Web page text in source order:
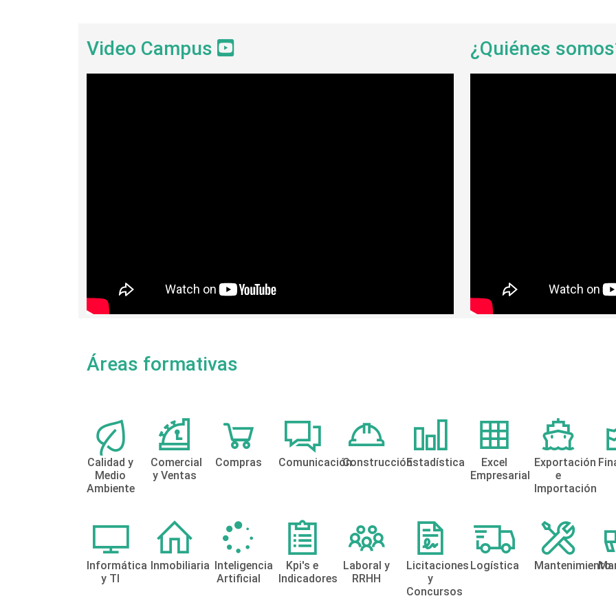
Video Campus ¿Quiénes
Áreas formativas
Calidad y
Medio
Ambiente
Comercial
y Ventas
Compras ComunicaciónConstrucciónEstadística
Excel
Empresarial
Exportación
e
Importación
Informática
y TI
Inmobiliaria Inteligencia
Artificial
Kpi's e
Indicadores
Laboral y
RRHH
Licitaciones
y
Concursos
Logística Mantenimiento